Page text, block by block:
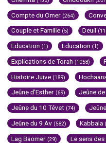
Compte du Omer (264)
Couple et Famille (5) Deuil
Education (1) Education (1)
Explications de Torah (1058)
Histoire Juive (189)
Jeûne d'Esther (69) Jeûne
Jeûne du 10 Tévet (74)
Jeûne du 9 Av (582) Kabbala
Lag Baomer (29) Le sens